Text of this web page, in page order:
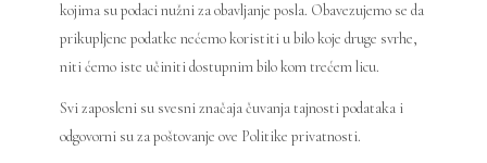
kojima su podaci nužni za obavljanje posla. Obavezujemo se da
prikupljene podatke nećemo koristiti u bilo koje druge svrhe,
niti ćemo iste učiniti dostupnim bilo kom trećem licu.
Svi zaposleni su svesni značaja čuvanja tajnosti podataka i
odgovorni su za poštovanje ove Politike privatnosti.